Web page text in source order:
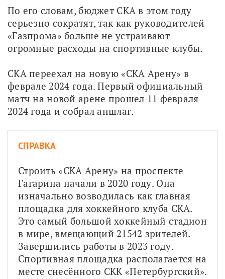
По его словам, бюджет СКА в этом году
серьезно сократят, так как руководителей
«Газпрома» больше не устраивают
огромные расходы на спортивные клубы.
СКА переехал на новую «СКА Арену» в
феврале 2024 года. Первый официальный
матч на новой арене прошел 11 февраля
2024 года и собрал аншлаг.
СПРАВКА
Строить «СКА Арену» на проспекте
Гагарина начали в 2020 году. Она
изначально возводилась как главная
площадка для хоккейного клуба СКА.
Это самый большой хоккейный стадион
в мире, вмещающий 21542 зрителей.
Завершились работы в 2023 году.
Спортивная площадка располагается на
месте снесённого СКК «Петербургский».